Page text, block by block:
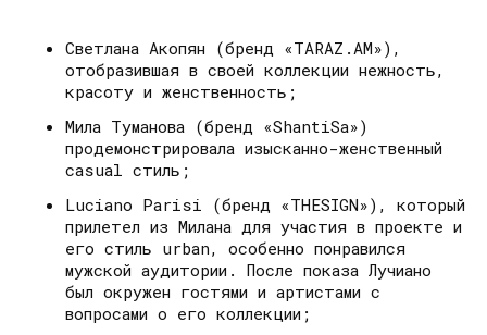
Светлана Акопян (бренд «TARAZ.AM»),
отобразившая в своей коллекции нежность,
красоту и женственность;
Мила Туманова (бренд «ShantiSa»)
продемонстрировала изысканно-женственный
casual стиль;
Luciano Parisi (бренд «THESIGN»), который
прилетел из Милана для участия в проекте и
его стиль urban, особенно понравился
мужской аудитории. После показа Лучиано
был окружен гостями и артистами с
вопросами о его коллекции;